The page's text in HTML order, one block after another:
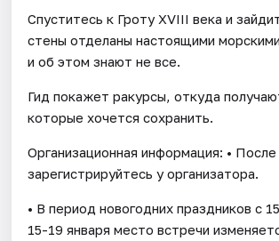
Спуститесь к Гроту XVIII века и
стены отделаны настоящими
и об этом знают не все.
Гид покажет ракурсы, откуда
которые хочется сохранить.
Организационная информация: • После
зарегистрируйтесь у организатора.
• В период новогодних праздников с
15-19 января место встречи